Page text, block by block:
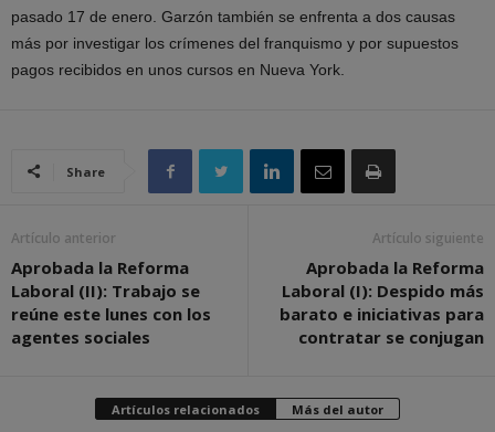
pasado 17 de enero. Garzón también se enfrenta a dos causas
más por investigar los crímenes del franquismo y por supuestos
pagos recibidos en unos cursos en Nueva York.
Share
Artículo anterior
Aprobada la Reforma
Laboral (II): Trabajo se
reúne este lunes con los
agentes sociales
Artículo siguiente
Aprobada la Reforma
Laboral (I): Despido más
barato e iniciativas para
contratar se conjugan
Artículos relacionados Más del autor